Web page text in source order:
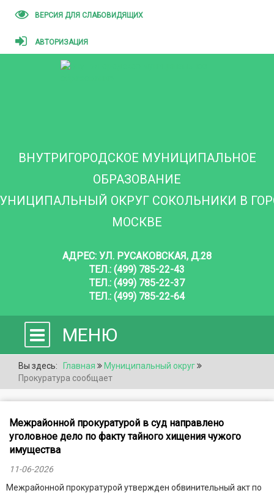
ВЕРСИЯ ДЛЯ СЛАБОВИДЯЩИХ
АВТОРИЗАЦИЯ
ВНУТРИГОРОДСКОЕ МУНИЦИПАЛЬНОЕ
ОБРАЗОВАНИЕ
ОКРУГ СОКОЛЬНИКИ В
МОСКВЕ
АДРЕС: УЛ. РУСАКОВСКАЯ, Д.28
ТЕЛ.: (499) 785-22-43
ТЕЛ.: (499) 785-22-37
ТЕЛ.: (499) 785-22-64
МЕНЮ
Вы здесь: Главная
Муниципальный округ
Прокуратура сообщает
Межрайонной прокуратурой в суд направлено
уголовное дело по факту тайного хищения чужого
имущества
11-06-2026
Межрайонной прокуратурой утвержден обвинительный акт по